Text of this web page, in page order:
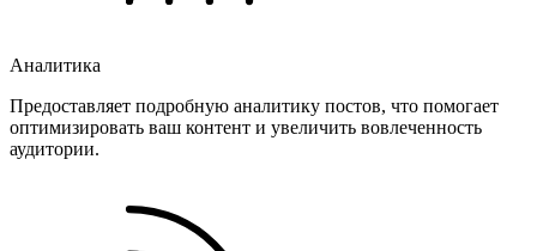
Аналитика
Предоставляет подробную аналитику постов, что помогает
оптимизировать ваш контент и увеличить вовлеченность
аудитории.